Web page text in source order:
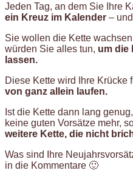
Jeden Tag, an dem Sie Ihre
ein Kreuz im Kalender –
Sie wollen die Kette
würden Sie alles tun, um die
lassen.
Diese Kette wird Ihre Krücke
von ganz allein laufen.
Ist die Kette dann lang
keine guten Vorsätze mehr,
weitere Kette, die nicht
Was sind Ihre
in die Kommentare 🙂